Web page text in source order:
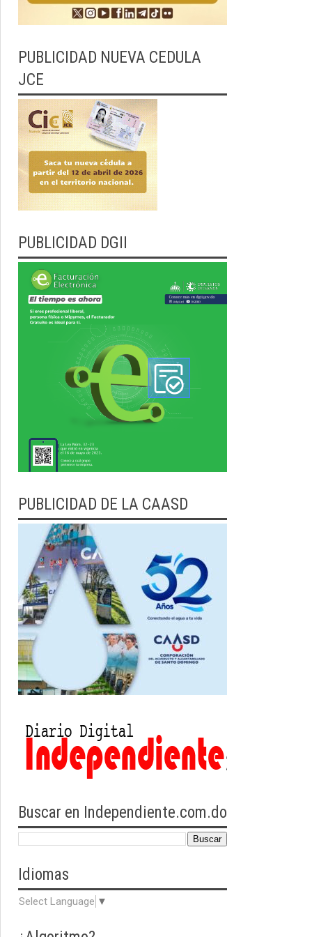
PUBLICIDAD NUEVA CEDULA
JCE
PUBLICIDAD DGII
PUBLICIDAD DE LA CAASD
Buscar en Independiente.com.do
Idiomas
Select Language ▼